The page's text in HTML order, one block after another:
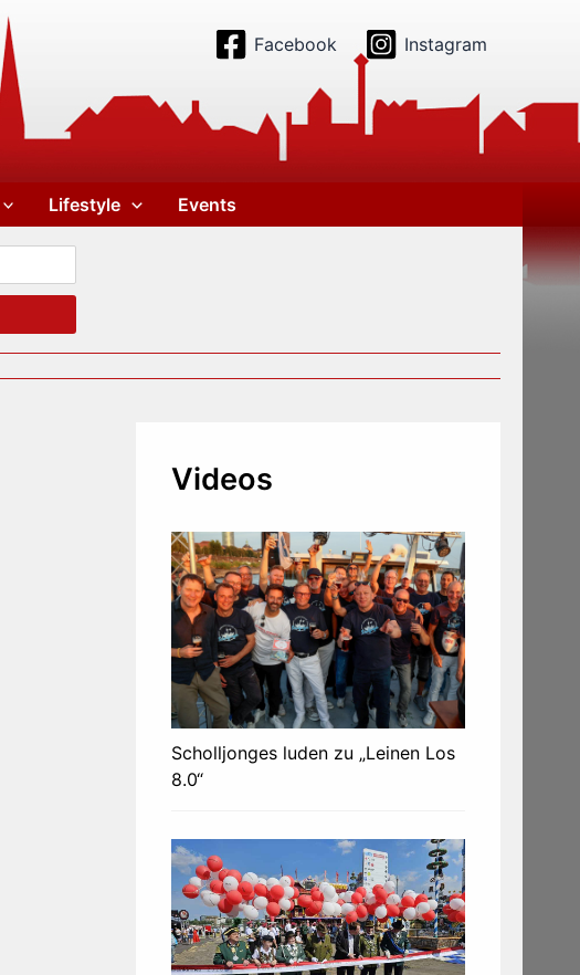
Facebook Instagram
Lifestyle Events
Videos
Scholljonges luden zu „Leinen Los
8.0“